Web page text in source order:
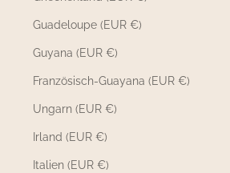
Guadeloupe (EUR €)
Guyana (EUR €)
Französisch-Guayana (EUR €)
Ungarn (EUR €)
Irland (EUR €)
Italien (EUR €)